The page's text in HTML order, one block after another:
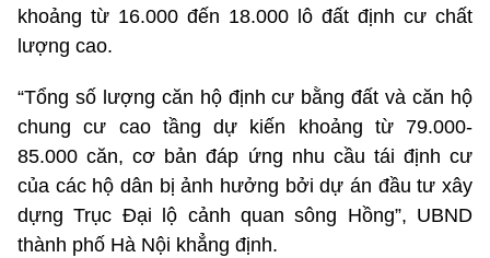
khoảng từ 16.000 đến 18.000 lô đất định cư chất
lượng cao.
“Tổng số lượng căn hộ định cư bằng đất và căn hộ
chung cư cao tầng dự kiến khoảng từ 79.000-
85.000 căn, cơ bản đáp ứng nhu cầu tái định cư
của các hộ dân bị ảnh hưởng bởi dự án đầu tư xây
dựng Trục Đại lộ cảnh quan sông Hồng”, UBND
thành phố Hà Nội khẳng định.